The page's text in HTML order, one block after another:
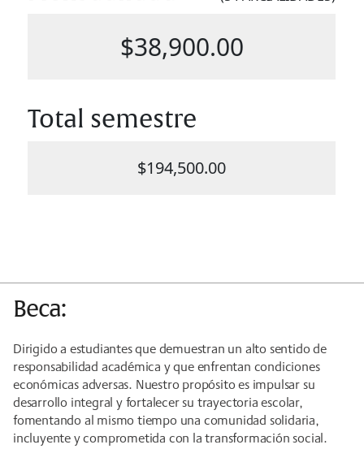
Beca:
Dirigido a estudiantes que demuestran un alto sentido de
responsabilidad académica y que enfrentan condiciones
económicas adversas. Nuestro propósito es impulsar su
desarrollo integral y fortalecer su trayectoria escolar,
fomentando al mismo tiempo una comunidad solidaria,
incluyente y comprometida con la transformación social.